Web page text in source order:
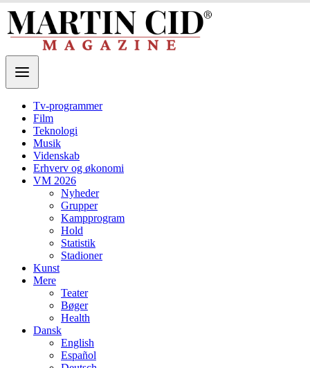
Tv-programmer
Film
Teknologi
Musik
Videnskab
Erhverv og økonomi
VM 2026
Nyheder
Grupper
Kampprogram
Hold
Statistik
Stadioner
Kunst
Mere
Teater
Bøger
Health
Dansk
English
Español